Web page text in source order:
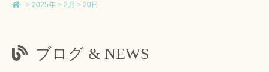
> 2025年 > 2月 > 20日
ブログ & NEWS